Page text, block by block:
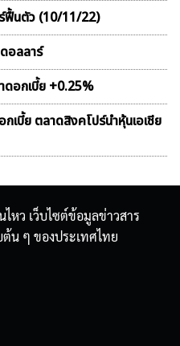
ฟื้นตัว (10/11/22)
อลลาร์
ดอกเบี้ย +0.25%
เบี้ย ตลาดสิงคโปร์นำหุ้นเอเชีย
หว เว็บไซต์ข้อมูลข่าวสาร
น ๆ ของประเทศไทย